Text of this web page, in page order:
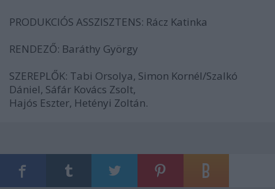
PRODUKCIÓS ASSZISZTENS: Rácz Katinka
RENDEZŐ: Baráthy György
SZEREPLŐK: Tabi Orsolya, Simon Kornél/Szalkó
Dániel, Sáfár Kovács Zsolt,
Hajós Eszter, Hetényi Zoltán.